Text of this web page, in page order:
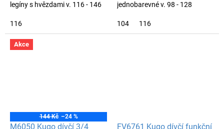
legíny s hvězdami v. 116 - 146
116
jednobarevné v. 98 - 128
104 116
Akce
144 Kč –24 %
M6050 Kugo dívčí 3/4
FV6761 Kugo dívčí funkční